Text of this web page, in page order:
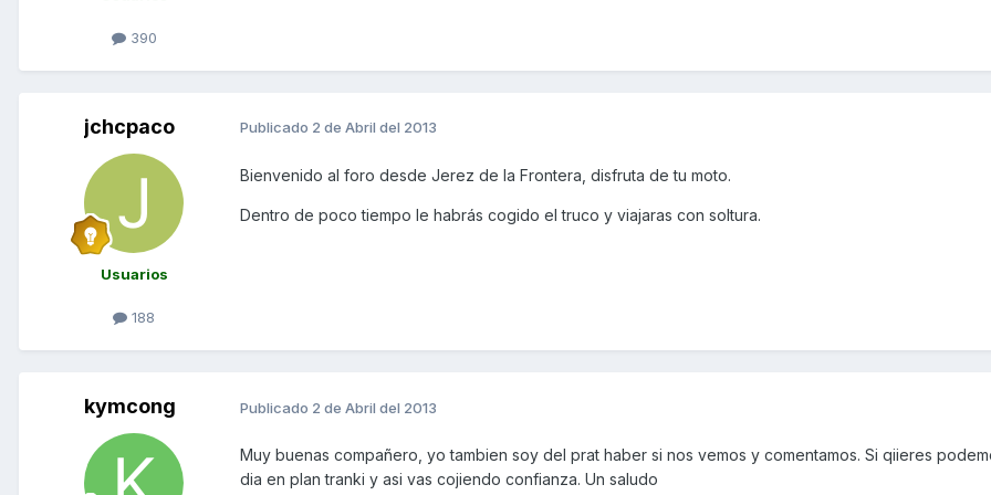
390
jchcpaco
Usuarios
188
Publicado 2 de Abril del 2013
Bienvenido al foro desde Jerez de la Frontera, disfruta de tu moto.
Dentro de poco tiempo le habrás cogido el truco y viajaras con soltura.
kymcong Publicado 2 de Abril del 2013
Muy buenas compañero, yo tambien soy del prat haber si nos vemos y comentamos. Si qiieres
dia en plan tranki y asi vas cojiendo confianza. Un saludo